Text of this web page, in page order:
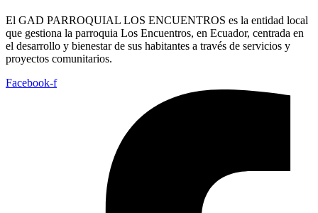
El GAD PARROQUIAL LOS ENCUENTROS es la entidad local
que gestiona la parroquia Los Encuentros, en Ecuador, centrada en
el desarrollo y bienestar de sus habitantes a través de servicios y
proyectos comunitarios.
Facebook-f